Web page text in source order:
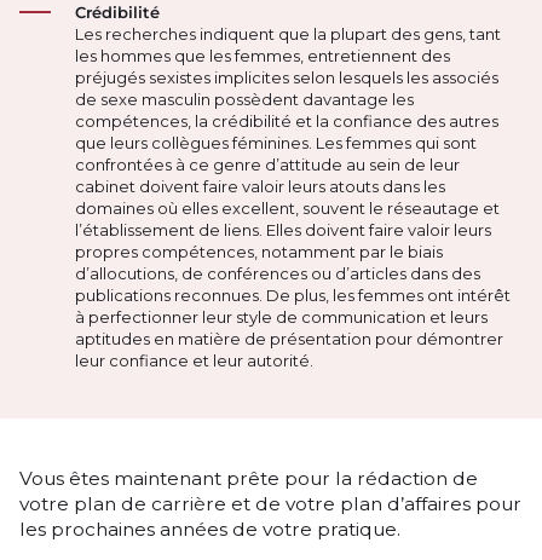
Crédibilité
Les recherches indiquent que la plupart des gens, tant
les hommes que les femmes, entretiennent des
préjugés sexistes implicites selon lesquels les associés
de sexe masculin possèdent davantage les
compétences, la crédibilité et la confiance des autres
que leurs collègues féminines. Les femmes qui sont
confrontées à ce genre d’attitude au sein de leur
cabinet doivent faire valoir leurs atouts dans les
domaines où elles excellent, souvent le réseautage et
l’établissement de liens. Elles doivent faire valoir leurs
propres compétences, notamment par le biais
d’allocutions, de conférences ou d’articles dans des
publications reconnues. De plus, les femmes ont intérêt
à perfectionner leur style de communication et leurs
aptitudes en matière de présentation pour démontrer
leur confiance et leur autorité.
Vous êtes maintenant prête pour la rédaction de
votre plan de carrière et de votre plan d’affaires pour
les prochaines années de votre pratique.